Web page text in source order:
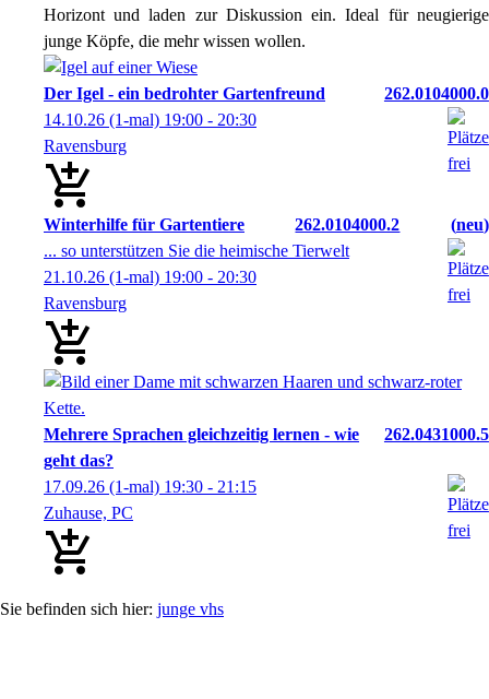
Horizont und laden zur Diskussion ein. Ideal für neugierige
junge Köpfe, die mehr wissen wollen.
Der Igel - ein bedrohter Gartenfreund
262.0104000.0
14.10.26 (1-mal) 19:00 - 20:30
Ravensburg
Winterhilfe für Gartentiere 262.0104000.2
neu
... so unterstützen Sie die heimische Tierwelt
21.10.26 (1-mal) 19:00 - 20:30
Ravensburg
Mehrere Sprachen gleichzeitig lernen - wie
geht das?
262.0431000.5
17.09.26 (1-mal) 19:30 - 21:15
Zuhause, PC
junge vhs